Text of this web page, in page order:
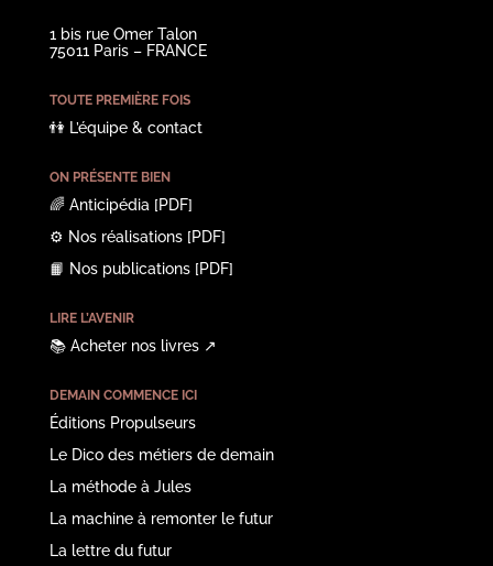
1 bis rue Omer Talon
75011 Paris – FRANCE
TOUTE PREMIÈRE FOIS
👫 L’équipe & contact
ON PRÉSENTE BIEN
🌈 Anticipédia[PDF]
⚙️ Nos réalisations[PDF]
📙 Nos publications[PDF]
LIRE L’AVENIR
📚 Acheter nos livres↗︎
DEMAIN COMMENCE ICI
Éditions Propulseurs
Le Dico des métiers de demain
La méthode à Jules
La machine à remonter le futur
La lettre du futur